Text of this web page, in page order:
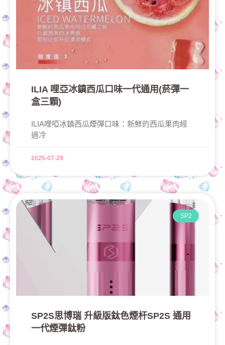
ILIA 哩亞冰鎮西瓜口味一代通用(菸彈一
盒三顆)
ILIA哩啞冰鎮西瓜煙彈口味：新鮮的西瓜果肉經
過冷
2025-07-29
SP2
SP2S思博瑞 升級版鈦色煙杆SP2S 通用
一代煙彈鈦粉